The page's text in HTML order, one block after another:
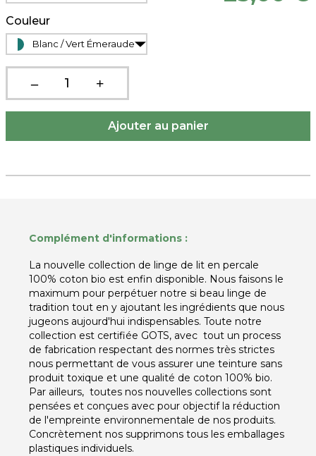
Couleur
Blanc / Vert Émeraude
Complément d'informations :
La nouvelle collection de linge de lit en percale
100% coton bio est enfin disponible. Nous faisons le
maximum pour perpétuer notre si beau linge de
tradition tout en y ajoutant les ingrédients que nous
jugeons aujourd'hui indispensables. Toute notre
collection est certifiée GOTS, avec tout un process
de fabrication respectant des normes très strictes
nous permettant de vous assurer une teinture sans
produit toxique et une qualité de coton 100% bio.
Par ailleurs, toutes nos nouvelles collections sont
pensées et conçues avec pour objectif la réduction
de l'empreinte environnementale de nos produits.
Concrètement nos supprimons tous les emballages
plastiques individuels.